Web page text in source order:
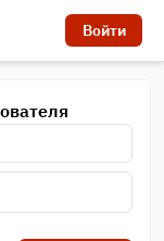
Войти